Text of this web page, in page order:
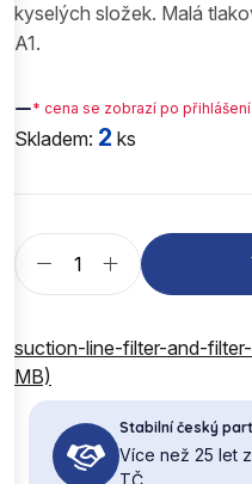
kyselých složek. Malá
A1.
—* cena se zobrazí po přihlášení
Skladem: 2 ks
suction-line-filter-and-
MB)
Stabilní český
Více než 25 let